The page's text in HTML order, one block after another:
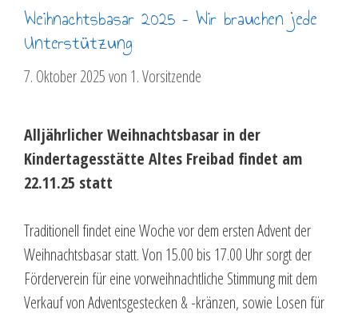
Weihnachtsbasar 2025 – Wir brauchen jede
Unterstützung
7. Oktober 2025von 1. Vorsitzende
Alljährlicher Weihnachtsbasar in der
Kindertagesstätte Altes Freibad findet am
22.11.25 statt
Traditionell findet eine Woche vor dem ersten Advent der
Weihnachtsbasar statt. Von 15.00 bis 17.00 Uhr sorgt der
Förderverein für eine vorweihnachtliche Stimmung mit dem
Verkauf von Adventsgestecken & -kränzen, sowie Losen für